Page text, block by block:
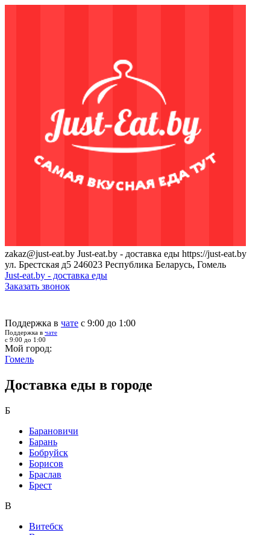
zakaz@just-eat.by Just-eat.by - доставка еды https://just-eat.by
ул. Брестская д5 246023 Республика Беларусь, Гомель
Just-eat.by - доставка еды
Заказать звонок
Поддержка в чате с 9:00 до 1:00
Поддержка в чате
с 9:00 до 1:00
Мой город:
Гомель
Доставка еды в городе
Б
Барановичи
Барань
Бобруйск
Борисов
Браслав
Брест
В
Витебск